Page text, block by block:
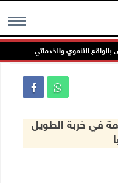
MENUالتنموي والخدماتي
بركسا وخيمة في خربة الطويل